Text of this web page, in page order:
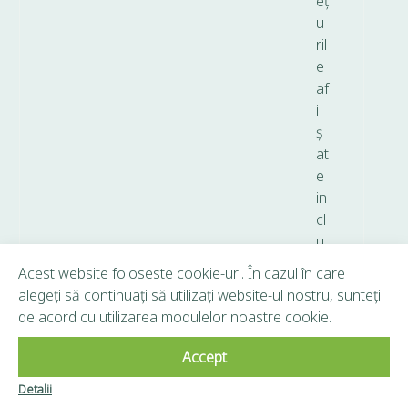
u
ril
e
af
i
ș
at
e
in
cl
u
T
V
A.
Copyright © 2026 Frunză Verde - Toate drepturile
Acest website foloseste cookie-uri. În cazul în care
alegeți să continuați să utilizați website-ul nostru, sunteți
de acord cu utilizarea modulelor noastre cookie.
Accept
Detalii